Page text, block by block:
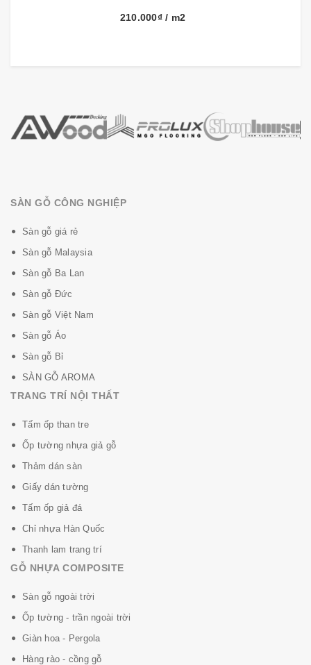
Khi nói đến các loại hàng hóa xuất sứ từ hàn quốc
chúng ta sẽ cảm thấy được sự yên tâm về chất lượng
các loại thảm trải sàn hàn quốc chúng ta sẽ cảm nhận
được sự khác biệt rất lớn so với những loại thảm khác
210.000₫/ m2
SÀN GỖ CÔNG NGHIỆP
Sàn gỗ giá rẻ
Sàn gỗ Malaysia
Sàn gỗ Ba Lan
Sàn gỗ Đức
Sàn gỗ Việt Nam
Sàn gỗ Áo
Sàn gỗ Bỉ
SÀN GỖ AROMA
TRANG TRÍ NỘI THẤT
Tấm ốp than tre
Ốp tường nhựa giả gỗ
Thảm dán sàn
Giấy dán tường
Tấm ốp giả đá
Chỉ nhựa Hàn Quốc
Thanh lam trang trí
GỖ NHỰA COMPOSITE
Sàn gỗ ngoài trời
Ốp tường - trần ngoài trời
Giàn hoa - Pergola
Hàng rào - cồng gỗ